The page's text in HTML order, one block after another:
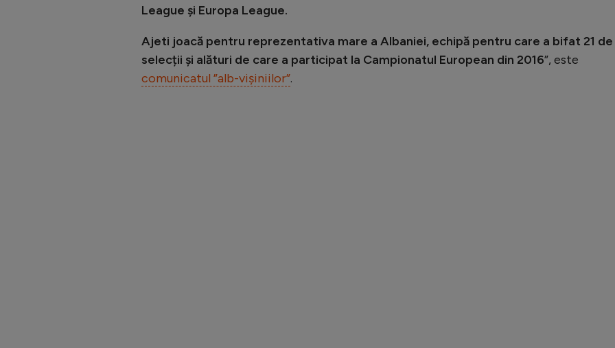
League și Europa League.
Ajeti joacă pentru reprezentativa mare a Albaniei, echipă pentru care a bifat 21 de
selecții şi alături de care a participat la Campionatul European din 2016”, este
comunicatul ”alb-vișiniilor”.